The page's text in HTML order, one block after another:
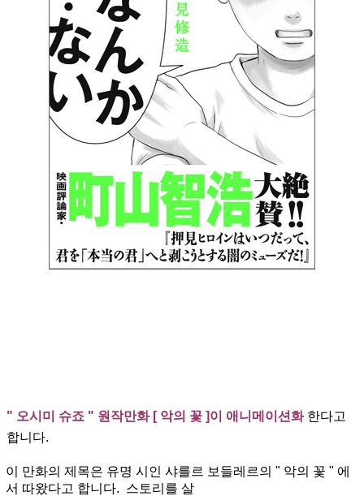
" 오시미 슈죠 " 원작만화 [ 악의 꽃 ]이 애니메이션화 한다고
합니다.
이 만화의 제목은 유명 시인 샤를르 보들레르의 " 악의 꽃 " 에
서 따왔다고 합니다. 스토리를 살